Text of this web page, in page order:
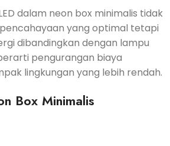
dalam neon box minimalis tidak
yang optimal tetapi
dibandingkan dengan lampu
pengurangan biaya
lingkungan yang lebih rendah.
Box Minimalis